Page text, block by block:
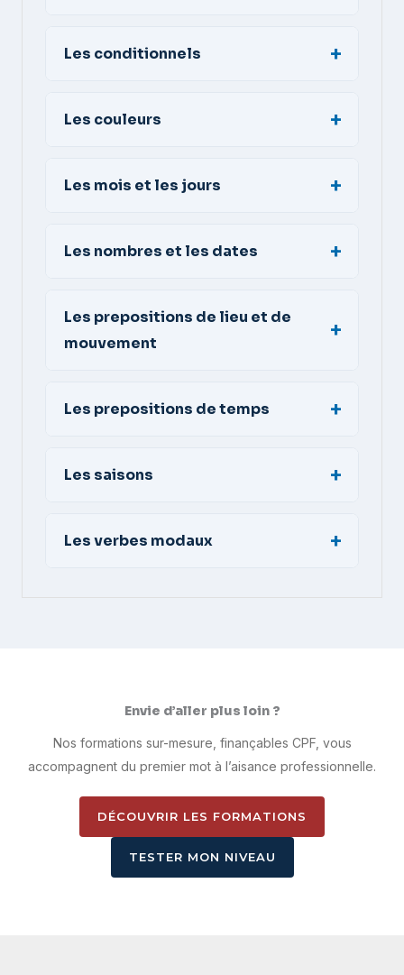
Les conditionnels
Les couleurs
Les mois et les jours
Les nombres et les dates
Les prepositions de lieu et de
mouvement
Les prepositions de temps
Les saisons
Les verbes modaux
Envie d’aller plus loin ?
Nos formations sur-mesure, finançables CPF, vous
accompagnent du premier mot à l’aisance professionnelle.
DÉCOUVRIR LES FORMATIONS
TESTER MON NIVEAU